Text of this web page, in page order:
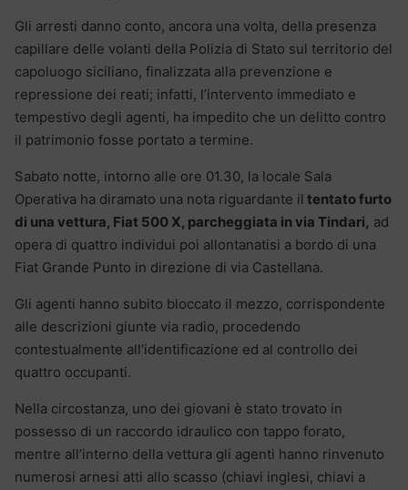
Gli arresti danno conto, ancora una volta, della presenza
capillare delle volanti della Polizia di Stato sul territorio del
capoluogo siciliano, finalizzata alla prevenzione e
repressione dei reati; infatti, l’intervento immediato e
tempestivo degli agenti, ha impedito che un delitto contro
il patrimonio fosse portato a termine.
Sabato notte, intorno alle ore 01.30, la locale Sala
Operativa ha diramato una nota riguardante il tentato furto
di una vettura, Fiat 500 X, parcheggiata in via Tindari, ad
opera di quattro individui poi allontanatisi a bordo di una
Fiat Grande Punto in direzione di via Castellana.
Gli agenti hanno subito bloccato il mezzo, corrispondente
alle descrizioni giunte via radio, procedendo
contestualmente all’identificazione ed al controllo dei
quattro occupanti.
Nella circostanza, uno dei giovani è stato trovato in
possesso di un raccordo idraulico con tappo forato,
mentre all’interno della vettura gli agenti hanno rinvenuto
numerosi arnesi atti allo scasso (chiavi inglesi, chiavi a